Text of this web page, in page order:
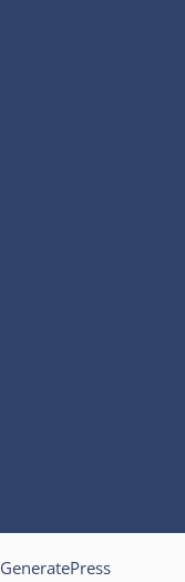
GeneratePress